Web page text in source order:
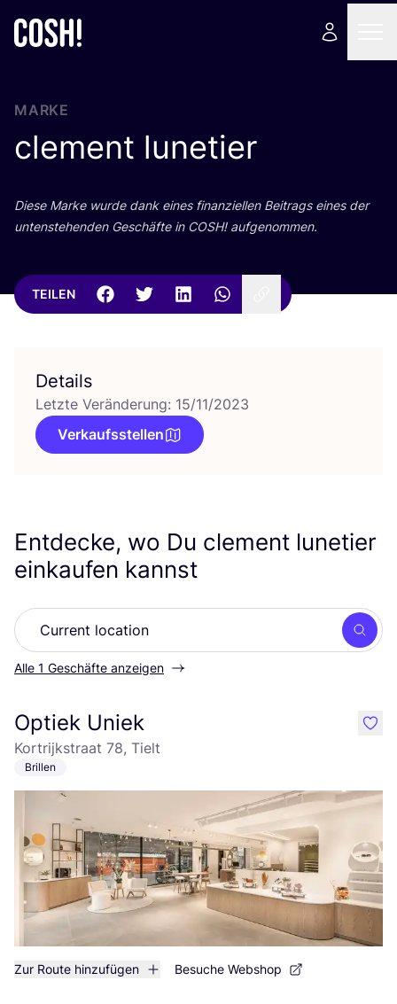
MARKE
clement lunetier
Die­se Mar­ke wur­de dank eines finan­zi­el­len Bei­trags eines der
unten­ste­hen­den Geschäf­te in COSH! aufgenommen.
TEILEN
Details
Letzte Veränderung: 15/11/2023
Verkaufsstellen
Entdecke, wo Du clement lunetier
einkaufen kannst
Alle 1 Geschäfte anzeigen
Optiek Uniek
Kortrijkstraat 78, Tielt
Brillen
Zur Route hinzufügen Besuche Webshop
like